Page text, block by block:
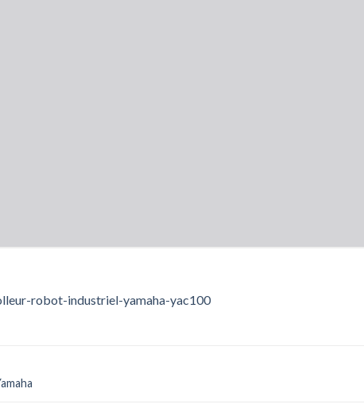
robot-industriel-yamaha-yac100